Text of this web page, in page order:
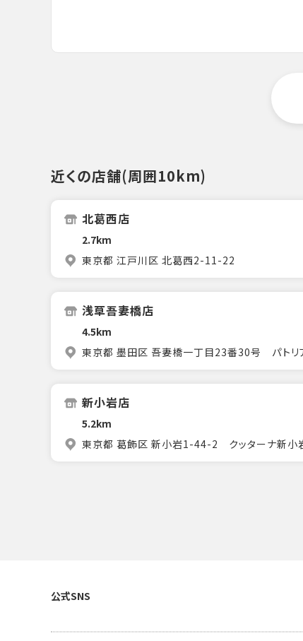
近くの店舗(周囲10km)
北葛西店
2.7km
東京都 江戸川区 北葛西2-11-22
浅草吾妻橋店
4.5km
東京都 墨田区 吾妻橋一丁目23番30号 パトリ
新小岩店
5.2km
東京都 葛飾区 新小岩1-44-2 クッターナ新小
公式SNS